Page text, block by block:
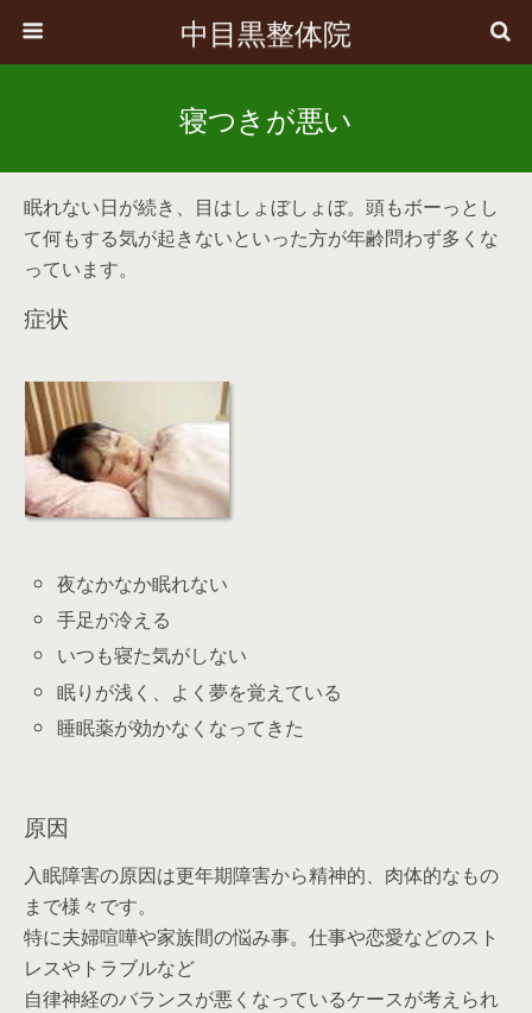
中目黒整体院
寝つきが悪い
眠れない日が続き、目はしょぼしょぼ。頭もボーっとし
て何もする気が起きないといった方が年齢問わず多くな
っています。
症状
夜なかなか眠れない
手足が冷える
いつも寝た気がしない
眠りが浅く、よく夢を覚えている
睡眠薬が効かなくなってきた
原因
入眠障害の原因は更年期障害から精神的、肉体的なもの
まで様々です。
特に夫婦喧嘩や家族間の悩み事。仕事や恋愛などのスト
レスやトラブルなど
自律神経のバランスが悪くなっているケースが考えられ